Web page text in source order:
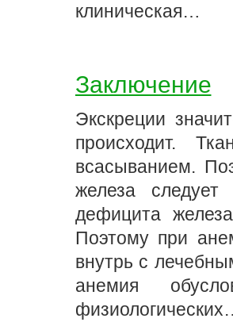
клиническая…
Заключение
Экскреции
происходит.
всасыванием.
железа
дефицита
Поэтому при
внутрь с
анемия